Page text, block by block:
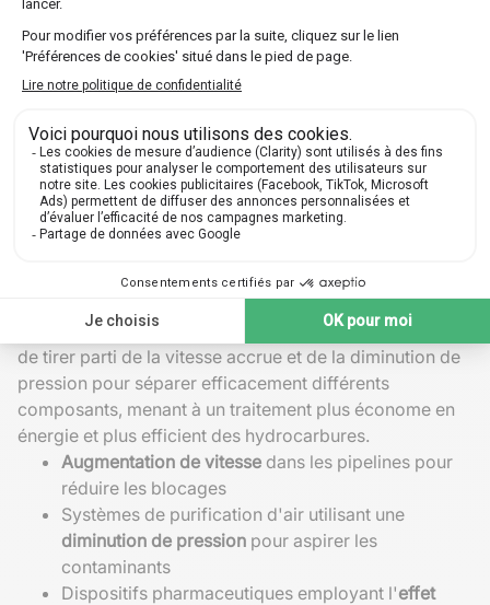
exploitent ce principe pour administrer de l'oxygène de
manière contrôlée aux patients. En ajustant les
conditions d'écoulement à l'intérieur des conduits du
ventilateur, il devient possible de réguler précisément le
Cela garantit non seulement une meilleure efficacité
thérapeutique mais minimise également les risques
associés à une sur-ventilation ou sous-ventilation.
Technologie des combustibles fossiles
Venturi est utilisé pouroptimiser le mélange des gaz et
, facilitant des processus comme la distillation
et le craquage catalytique. Ces applications permettent
de tirer parti de la vitesse accrue et de la diminution de
pression pour séparer efficacement différents
composants, menant à un traitement plus économe en
énergie et plus efficient des hydrocarbures.
Augmentation de vitesse dans les pipelines pour
réduire les blocages
Systèmes de purification d'air utilisant une
diminution de pression pour aspirer les
contaminants
Dispositifs pharmaceutiques employant l'effet